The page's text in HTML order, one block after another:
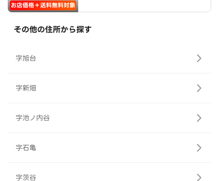
お店価格＋送料無料対象
その他の住所から探す
字旭台
字新畑
字池ノ内谷
字石亀
字茨谷